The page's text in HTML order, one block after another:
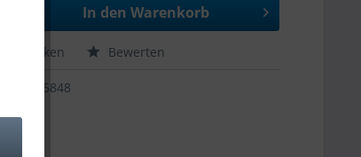
In den Warenkorb
Merken Bewerten
65848